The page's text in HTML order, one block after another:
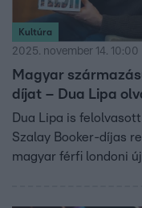
Kultúra
2025. november 14. 10:00
Magyar
díjat – Dua Lipa
Dua Lipa is
Szalay Booker-díjas
magyar férfi londoni